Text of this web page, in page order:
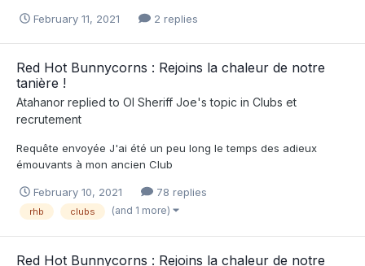
February 11, 2021 2 replies
Red Hot Bunnycorns : Rejoins la chaleur de notre
tanière !
Atahanor replied to Ol Sheriff Joe's topic in Clubs et
recrutement
Requête envoyée J'ai été un peu long le temps des adieux
émouvants à mon ancien Club
February 10, 2021 78 replies
rhb clubs (and 1 more)
Red Hot Bunnycorns : Rejoins la chaleur de notre